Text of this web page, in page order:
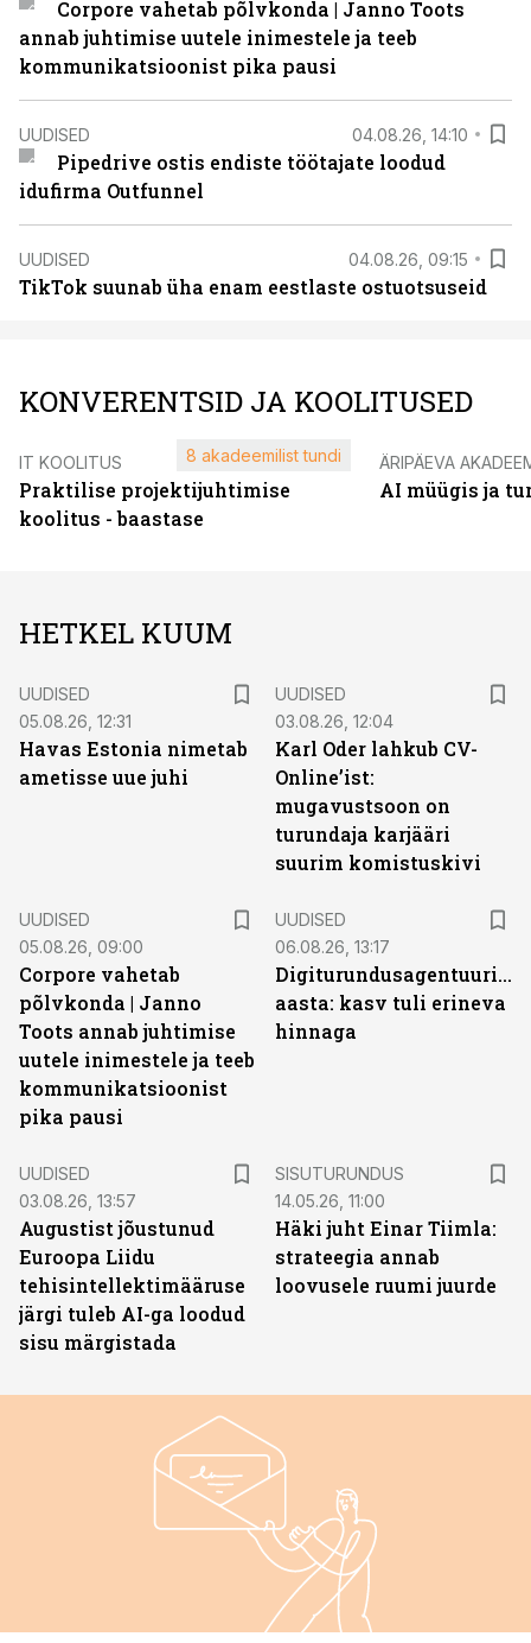
Corpore vahetab põlvkonda | Janno Toots
annab juhtimise uutele inimestele ja teeb
kommunikatsioonist pika pausi
UUDISED 04.08.26, 14:10
Pipedrive ostis endiste töötajate loodud
idufirma Outfunnel
UUDISED 04.08.26, 09:15
TikTok suunab üha enam eestlaste ostuotsuseid
KONVERENTSID JA KOOLITUSED
IT KOOLITUS
Praktilise projektijuhtimise
koolitus - baastase
8 akadeemilist tundi ÄRIPÄEVA
AI müügis ja
HETKEL KUUM
UUDISED
05.08.26, 12:31
Havas Estonia nimetab
ametisse uue juhi
UUDISED
03.08.26, 12:04
Karl Oder lahkub CV-
Online’ist:
mugavustsoon on
turundaja karjääri
suurim komistuskivi
UUDISED
05.08.26, 09:00
Corpore vahetab
põlvkonda | Janno
Toots annab juhtimise
uutele inimestele ja teeb
kommunikatsioonist
pika pausi
UUDISED
06.08.26, 13:17
Digiturundusagentuuride
aasta: kasv tuli erineva
hinnaga
UUDISED
03.08.26, 13:57
Augustist jõustunud
Euroopa Liidu
tehisintellektimääruse
järgi tuleb AI-ga loodud
sisu märgistada
SISUTURUNDUS
14.05.26, 11:00
Häki juht Einar Tiimla:
strateegia annab
loovusele ruumi juurde